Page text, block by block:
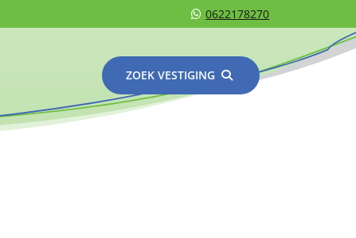
0622178270
ZOEK VESTIGING